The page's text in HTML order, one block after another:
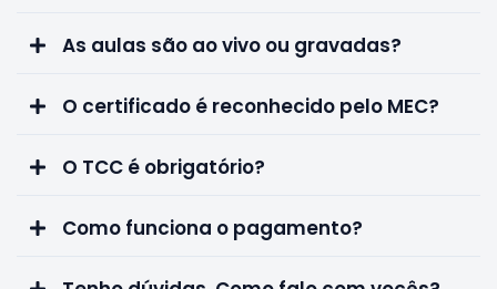
As aulas são ao vivo ou gravadas?
O certificado é reconhecido pelo MEC?
O TCC é obrigatório?
Como funciona o pagamento?